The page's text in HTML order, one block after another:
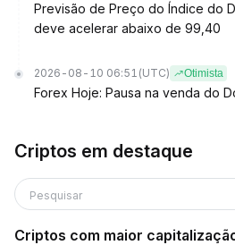
Previsão de Preço do Índice do
deve acelerar abaixo de 99,40
2026-08-10 06:51 (UTC) Otimista
Forex Hoje: Pausa na venda do
Criptos em destaque
Pesquisar
Criptos com maior